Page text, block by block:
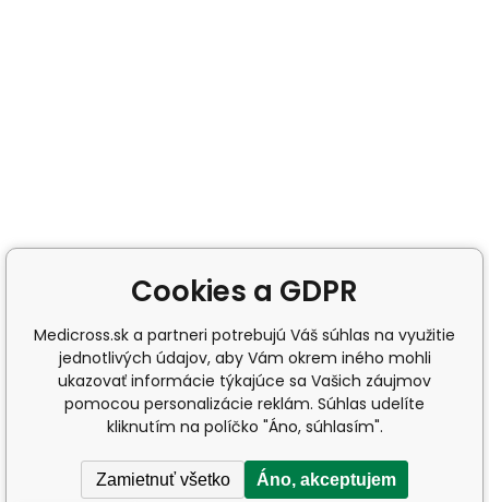
Cookies a GDPR
Medicross.sk a partneri potrebujú Váš súhlas na využitie
jednotlivých údajov, aby Vám okrem iného mohli
ukazovať informácie týkajúce sa Vašich záujmov
pomocou personalizácie reklám. Súhlas udelíte
kliknutím na políčko "Áno, súhlasím".
Zamietnuť všetko Áno, akceptujem